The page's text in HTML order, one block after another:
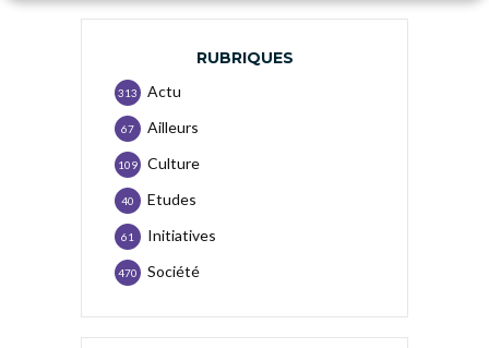
RUBRIQUES
Actu
313
Ailleurs
67
Culture
109
Etudes
40
Initiatives
61
Société
470